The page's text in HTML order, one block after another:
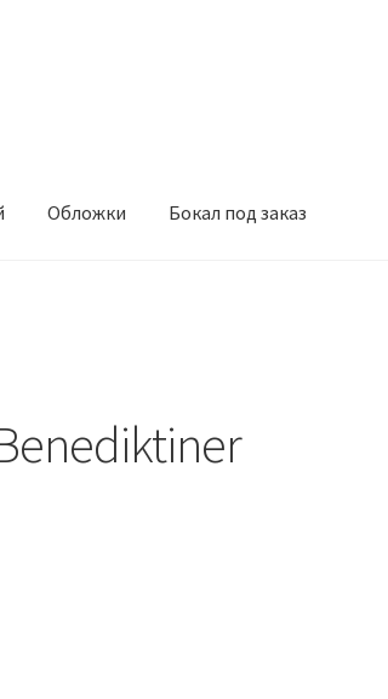
Обложки Бокал под заказ